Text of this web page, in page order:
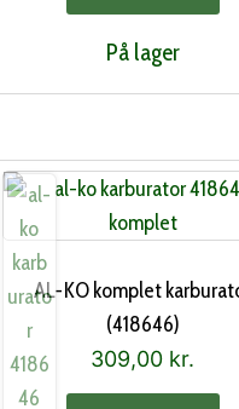
På lager
AL-KO komplet
(418646)
309,00 kr.